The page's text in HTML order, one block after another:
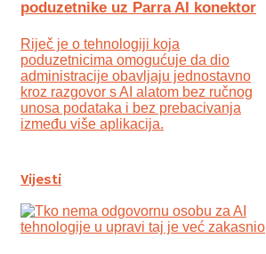
poduzetnike uz Parra AI konektor
Riječ je o tehnologiji koja
poduzetnicima omogućuje da dio
administracije obavljaju jednostavno
kroz razgovor s AI alatom bez ručnog
unosa podataka i bez prebacivanja
između više aplikacija.
Vijesti